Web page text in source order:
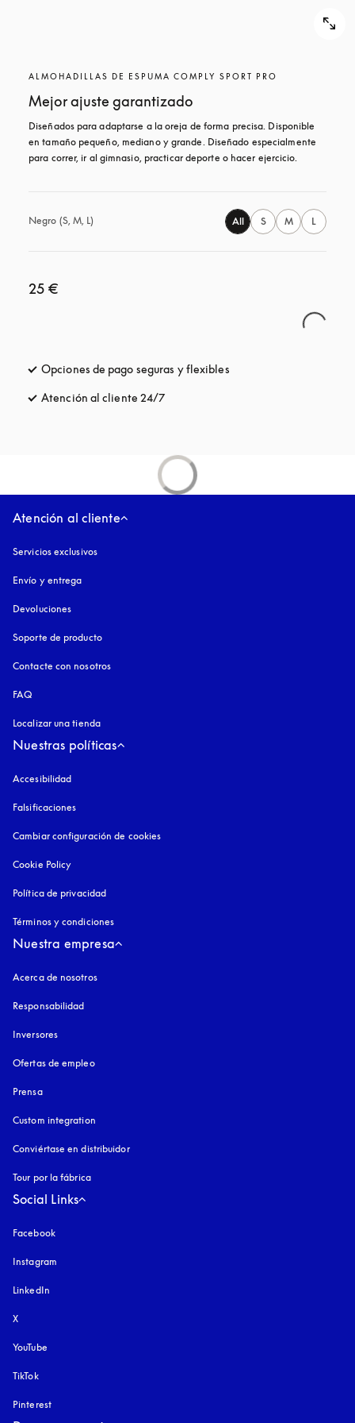
ALMOHADILLAS DE ESPUMA COMPLY SPORT PRO
Mejor ajuste garantizado
Diseñados para adaptarse a la oreja de forma precisa. Disponible
en tamaño pequeño, mediano y grande. Diseñado especialmente
para correr, ir al gimnasio, practicar deporte o hacer ejercicio.
Negro (S, M, L) All S M L
25 €
Opciones de pago seguras y flexibles
Atención al cliente 24/7
Atención al cliente
Servicios exclusivos
Envío y entrega
Devoluciones
Soporte de producto
Contacte con nosotros
FAQ
Localizar una tienda
Nuestras políticas
Accesibilidad
Falsificaciones
Cambiar configuración de cookies
Cookie Policy
Política de privacidad
Términos y condiciones
Nuestra empresa
Acerca de nosotros
Responsabilidad
Inversores
Ofertas de empleo
Prensa
Custom integration
Conviértase en distribuidor
Tour por la fábrica
Social Links
Facebook
Instagram
LinkedIn
X
YouTube
TikTok
Pinterest